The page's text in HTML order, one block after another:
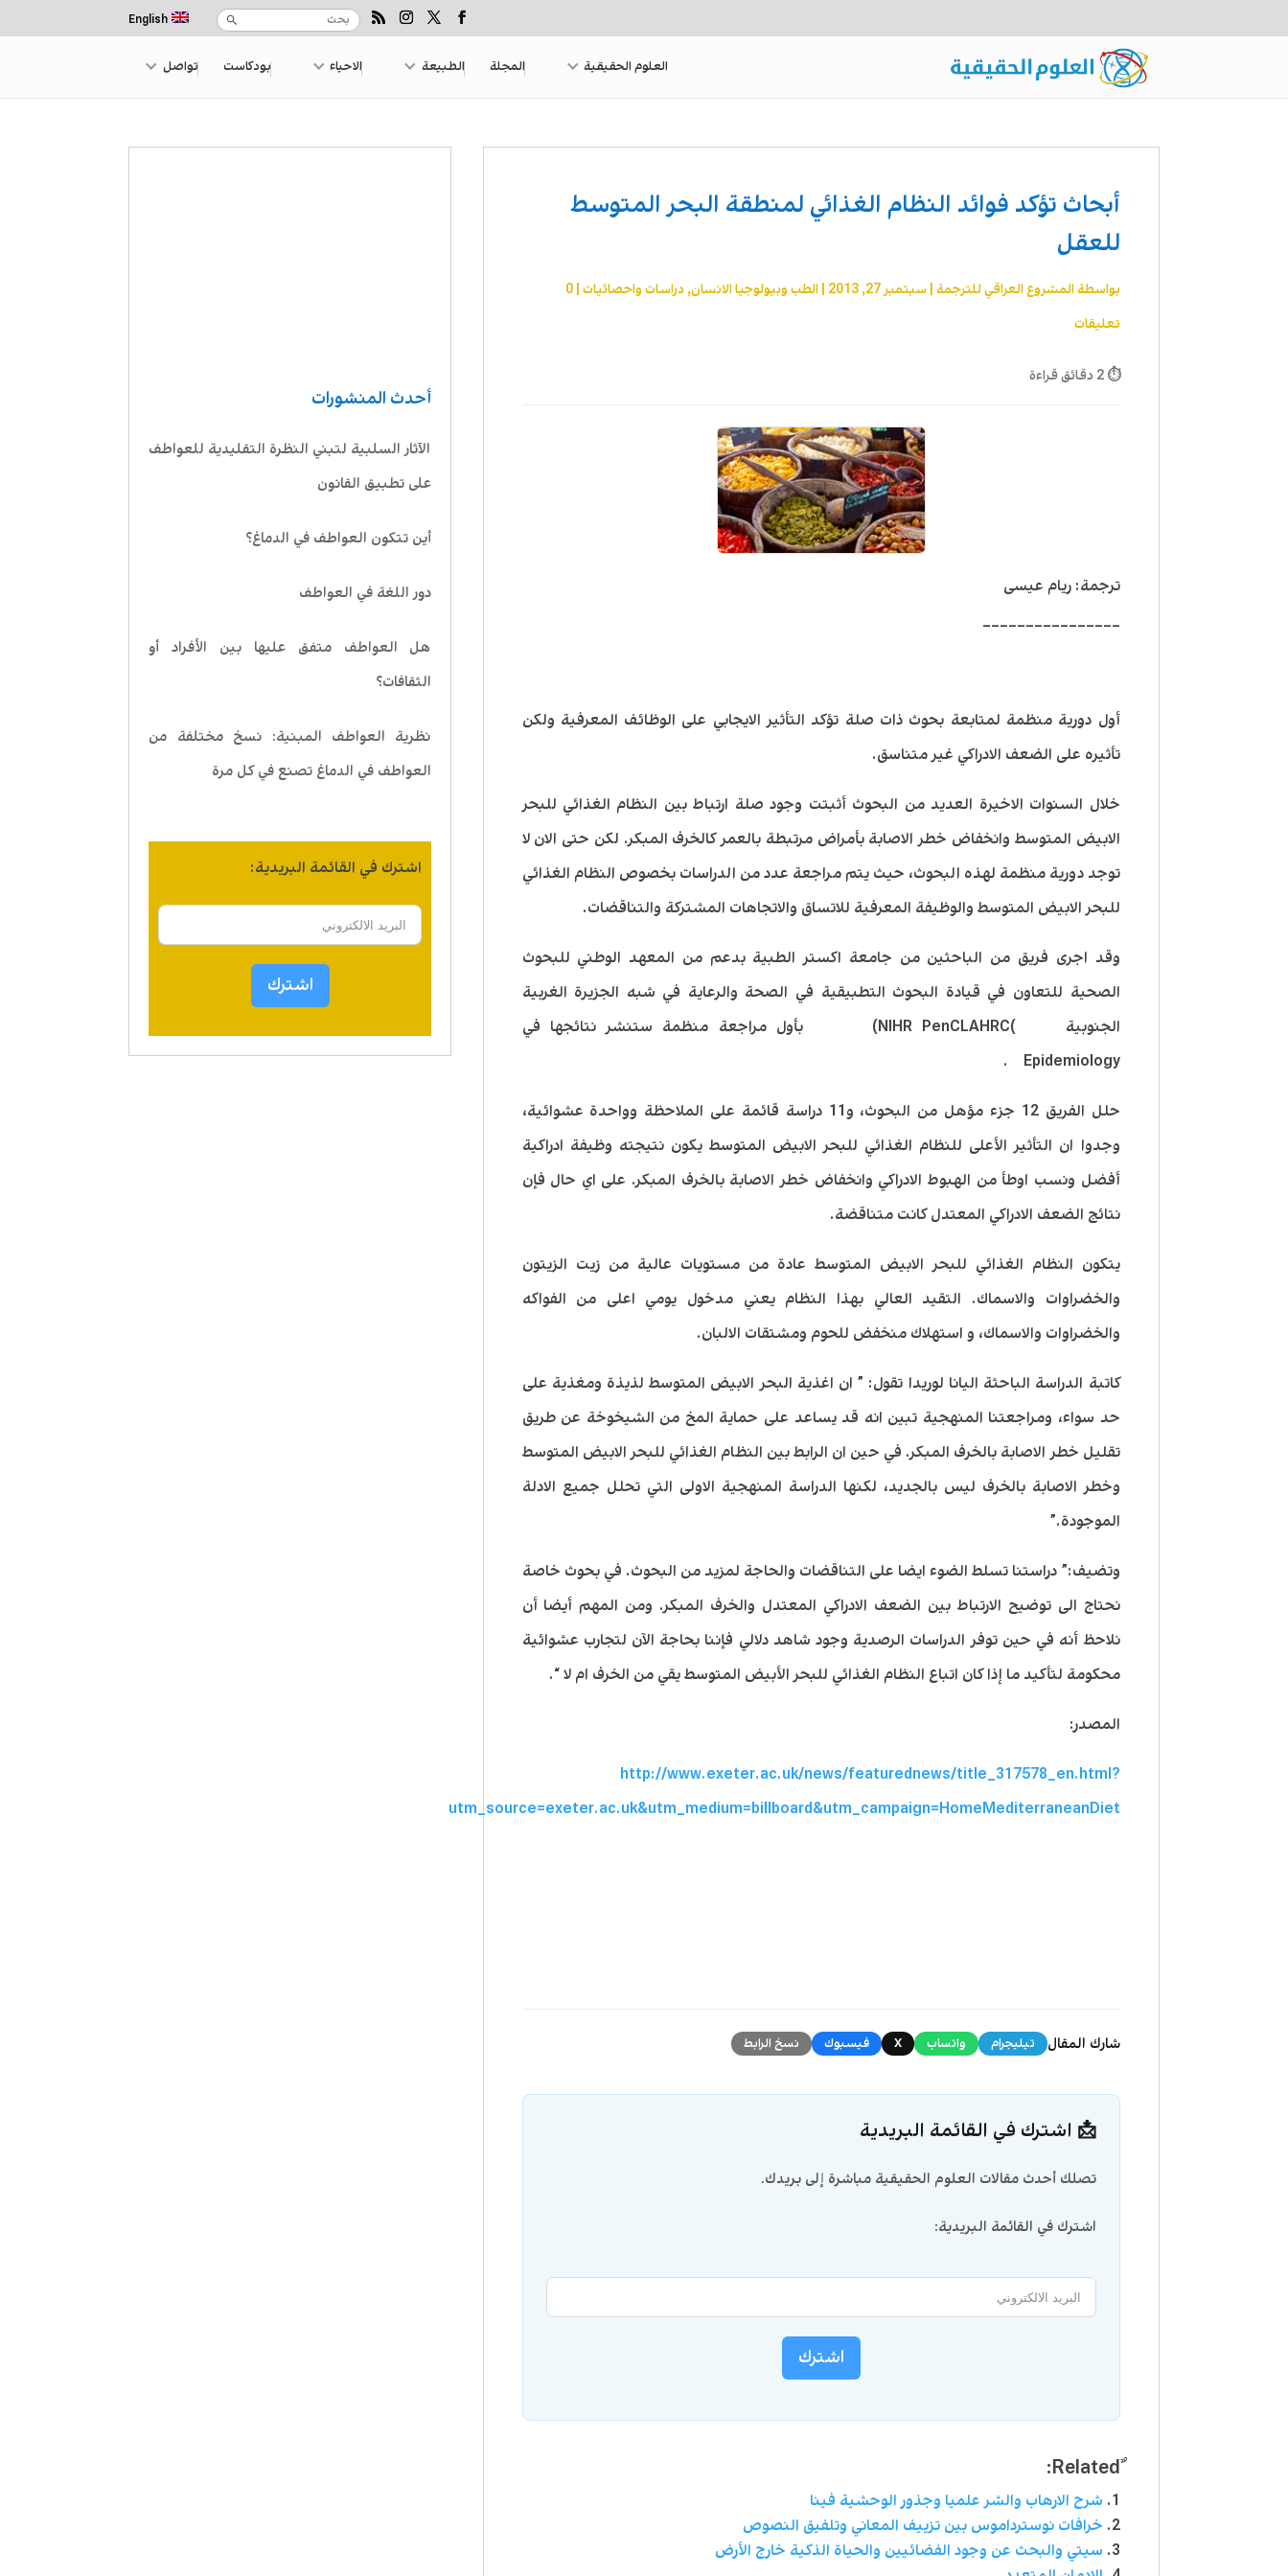
English
العلوم الحقيقية المجلة الطبيعة الاحياء بودكاست تواصل
أحدث المنشورات
الآثار السلبية لتبني النظرة التقليدية للعواطف
على تطبيق القانون
أين تتكون العواطف في الدماغ؟
دور اللغة في العواطف
هل العواطف متفق عليها بين الأفراد أو
الثقافات؟
نظرية العواطف المبنية: نسخ مختلفة من
العواطف في الدماغ تصنع في كل مرة
اشترك في القائمة البريدية:
اشترك
أبحاث تؤكد فوائد النظام الغذائي لمنطقة البحر المتوسط
للعقل
بواسطةالمشروع العراقي للترجمة |سبتمبر 27, 2013 |الطب وبيولوجيا الانسان, دراسات واحصائيات |
0
تعليقات
⏱ 2 دقائق قراءة
ترجمة: ريام عيسى
________________
أول دورية منظمة لمتابعة بحوث ذات صلة تؤكد التأثير الايجابي على الوظائف المعرفية ولكن
تأثيره على الضعف الادراكي غير متناسق.
خلال السنوات الاخيرة العديد من البحوث أثبتت وجود صلة ارتباط بين النظام الغذائي للبحر
الابيض المتوسط وانخفاض خطر الاصابة بأمراض مرتبطة بالعمر كالخرف المبكر. لكن حتى الان لا
توجد دورية منظمة لهذه البحوث، حيث يتم مراجعة عدد من الدراسات بخصوص النظام الغذائي
للبحر الابيض المتوسط والوظيفة المعرفية للاتساق والاتجاهات المشتركة والتناقضات.
وقد اجرى فريق من الباحثين من جامعة اكستر الطبية بدعم من المعهد الوطني للبحوث
الصحية للتعاون في قيادة البحوث التطبيقية في الصحة والرعاية في شبه الجزيرة الغربية
الجنوبية )NIHR PenCLAHRC) بأول مراجعة منظمة ستنشر نتائجها في
Epidemiology .
حلل الفريق 12 جزء مؤهل من البحوث، و11 دراسة قائمة على الملاحظة وواحدة عشوائية،
وجدوا ان التأثير الأعلى للنظام الغذائي للبحر الابيض المتوسط يكون نتيجته وظيفة ادراكية
أفضل ونسب اوطأ من الهبوط الادراكي وانخفاض خطر الاصابة بالخرف المبكر. على اي حال فإن
نتائج الضعف الادراكي المعتدل كانت متناقضة.
يتكون النظام الغذائي للبحر الابيض المتوسط عادة من مستويات عالية من زيت الزيتون
والخضراوات والاسماك. التقيد العالي بهذا النظام يعني مدخول يومي اعلى من الفواكه
والخضراوات والاسماك، و استهلاك منخفض للحوم ومشتقات الالبان.
كاتبة الدراسة الباحثة اليانا لوريدا تقول: ” ان اغذية البحر الابيض المتوسط لذيذة ومغذية على
حد سواء، ومراجعتنا المنهجية تبين انه قد يساعد على حماية المخ من الشيخوخة عن طريق
تقليل خطر الاصابة بالخرف المبكر. في حين ان الرابط بين النظام الغذائي للبحر الابيض المتوسط
وخطر الاصابة بالخرف ليس بالجديد، لكنها الدراسة المنهجية الاولى التي تحلل جميع الادلة
الموجودة.”
وتضيف:” دراستنا تسلط الضوء ايضا على التناقضات والحاجة لمزيد من البحوث. في بحوث خاصة
نحتاج الى توضيح الارتباط بين الضعف الادراكي المعتدل والخرف المبكر. ومن المهم أيضا أن
نلاحظ أنه في حين توفر الدراسات الرصدية وجود شاهد دلالي فإننا بحاجة الآن لتجارب عشوائية
محكومة لتأكيد ما إذا كان اتباع النظام الغذائي للبحر الأبيض المتوسط يقي من الخرف ام لا “.
المصدر:
http://www.exeter.ac.uk/news/featurednews/title_317578_en.html?
utm_source=exeter.ac.uk&utm_medium=billboard&utm_campaign=HomeMediterraneanDiet
شارك المقال تيليجرام واتساب X فيسبوك نسخ الرابط
📩 اشترك في القائمة البريدية
تصلك أحدث مقالات العلوم الحقيقية مباشرة إلى بريدك.
اشترك في القائمة البريدية:
اشترك
شرح الارهاب والشر علميا وجذور الوحشية فينا
خرافات نوسترداموس بین تزييف المعاني وتلفيق النصوص
سيتي والبحث عن وجود الفضائيين والحياة الذكية خارج الأرض